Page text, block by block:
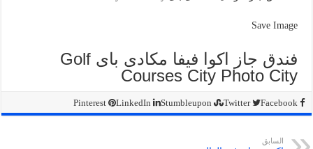
Save Image
فندق جاز اكوا فيفا مكادى باى Golf
Courses City Photo City
Facebook
Twitter
Stumbleupon
LinkedIn
Pinterest
السابق